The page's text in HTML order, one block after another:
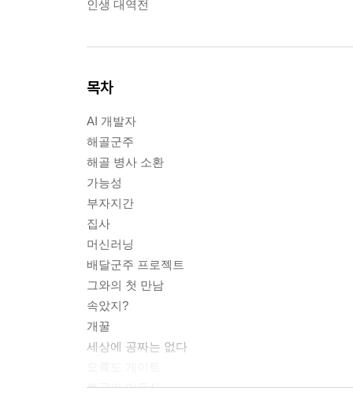
인생 대역전
목차
AI 개발자
해골군주
해골 병사 소환
가능성
부자지간
집사
머신러닝
배달군주 프로젝트
그와의 첫 만남
속았지?
개꿀
세상에 공짜는 없다
불굴의 이두식